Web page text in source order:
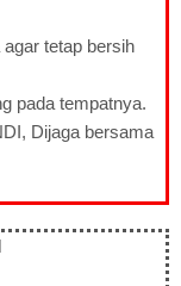
tetap bersih
pada tempatnya.
Dijaga bersama